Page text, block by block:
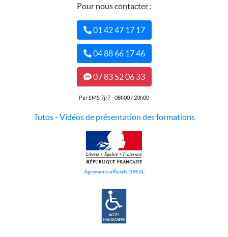
Pour nous contacter :
01 42 47 17 17
04 88 66 17 46
07 83 52 06 33
Par SMS 7j/7 - 08h00 / 20h00
Tutos- Vidéos de présentation des formations
Agréments officiels DREAL